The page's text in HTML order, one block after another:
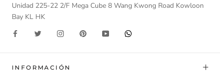
Unidad 225-22 2/F Mega Cube 8 Wang Kwong Road Kowloon
Bay KL HK
INFORMACIÓN